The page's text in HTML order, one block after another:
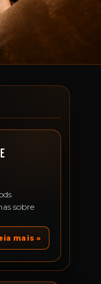
sobre
mais »